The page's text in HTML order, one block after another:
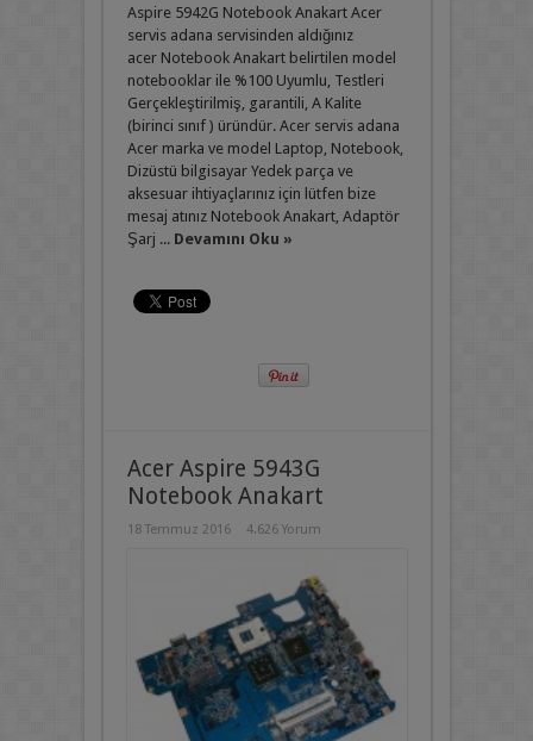
Aspire 5942G Notebook Anakart Acer
servis adana servisinden aldığınız
acer Notebook Anakart belirtilen model
notebooklar ile %100 Uyumlu, Testleri
Gerçekleştirilmiş, garantili, A Kalite
(birinci sınıf ) üründür. Acer servis adana
Acer marka ve model Laptop, Notebook,
Dizüstü bilgisayar Yedek parça ve
aksesuar ihtiyaçlarınız için lütfen bize
mesaj atınız Notebook Anakart, Adaptör
Şarj ... Devamını Oku »
Acer Aspire 5943G
Notebook Anakart
18 Temmuz 2016 4.626 Yorum